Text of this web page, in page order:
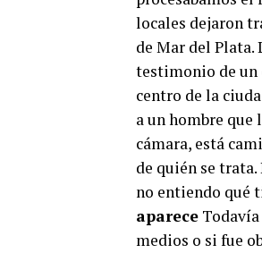
locales dejaron
de Mar del
testimonio de un
centro de la
a un hombre que
cámara, está
de quién se
no entiendo qué
aparece
medios o si fue